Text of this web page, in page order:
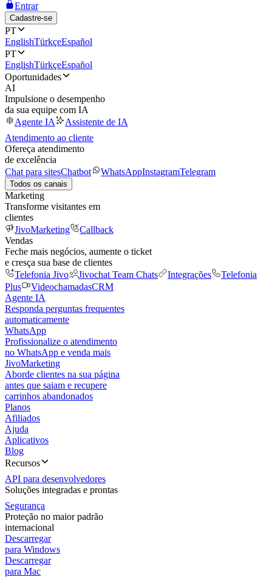
Entrar
Cadastre-se
PT
EnglishTürkçeEspañol
PT
EnglishTürkçeEspañol
Oportunidades
AI
Impulsione o desempenho
da sua equipe com IA
Agente IA
Assistente de IA
Atendimento ao cliente
Ofereça atendimento
de excelência
Chat para sitesChatbot WhatsAppInstagramTelegram
Todos os canais
Marketing
Transforme visitantes em
clientes
JivoMarketing
Callback
Vendas
Feche mais negócios, aumente o ticket
e cresça sua base de clientes
Telefonia Jivo
Jivochat Team Chats Integrações
Telefonia
Plus
VideochamadasCRM
Agente IA
Responda perguntas frequentes
automaticamente
WhatsApp
Profissionalize o atendimento
no WhatsApp e venda mais
JivoMarketing
Aborde clientes na sua página
antes que saiam e recupere
carrinhos abandonados
Planos
Afiliados
Ajuda
Aplicativos
Blog
Recursos
API para desenvolvedores
Soluções integradas e prontas
Segurança
Proteção no maior padrão
internacional
Descarregar
para Windows
Descarregar
para Mac